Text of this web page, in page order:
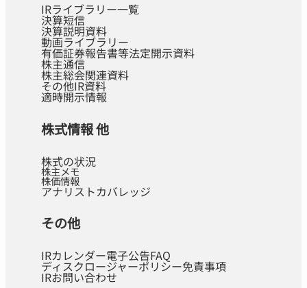
IRライブラリー一覧
決算短信
決算説明資料
動画ライブラリー
有価証券報告書等法定開示資料
株主通信
株主総会関連資料
その他IR資料
適時開示情報
株式情報 他
株式の状況
株主メモ
株価情報
アナリストカバレッジ
その他
IRカレンダー電子公告FAQ
ディスクロージャーポリシー免責事項
IRお問い合わせ